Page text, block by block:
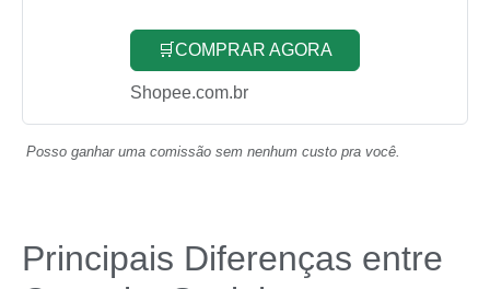
🛒COMPRAR AGORA
Shopee.com.br
Posso ganhar uma comissão sem nenhum custo pra você.
Principais Diferenças entre